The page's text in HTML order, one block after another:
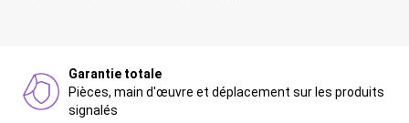
Garantie totale
Pièces, main d'œuvre et déplacement sur les produits
signalés